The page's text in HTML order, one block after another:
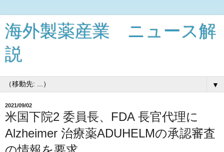
海外製薬産業 ニュース解
説
▼
2021/09/02
米国下院2 委員長、FDA 長官代理に
Alzheimer 治療薬ADUHELMの承認審査